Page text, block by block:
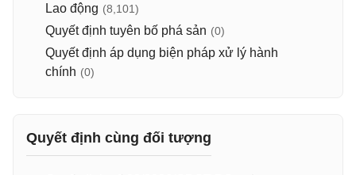
Lao động (8,101)
Quyết định tuyên bố phá sản (0)
Quyết định áp dụng biện pháp xử lý hành
chính (0)
Quyết định cùng đối tượng